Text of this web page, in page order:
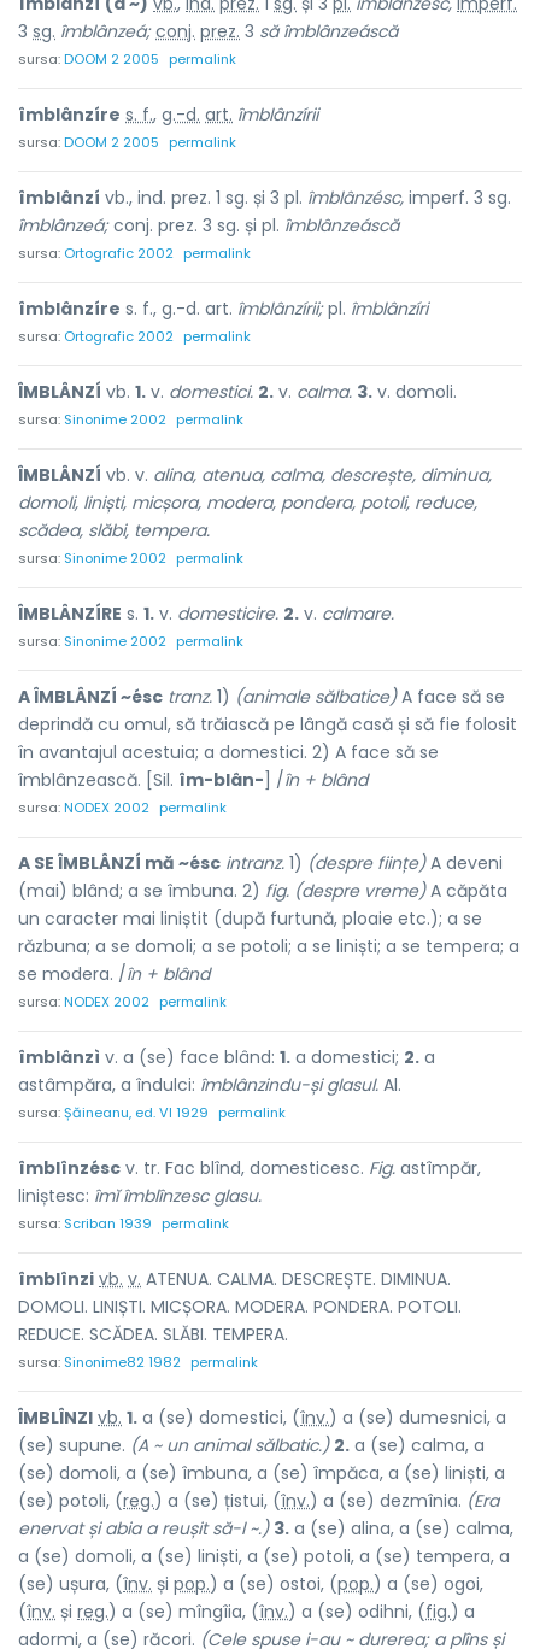
3 sg. îmblânzeá; conj. prez. 3 să îmblânzeáscă
sursa:DOOM 2 2005 permalink
îmblânzíre s. f., g.-d. art. îmblânzírii
sursa:DOOM 2 2005 permalink
îmblânzí vb., ind. prez. 1 sg. și 3 pl. îmblânzésc, imperf. 3 sg.
îmblânzeá;conj. prez. 3 sg. și pl. îmblânzeáscă
sursa: Ortografic 2002 permalink
îmblânzíre s. f., g.-d. art. îmblânzírii;pl. îmblânzíri
sursa: Ortografic 2002 permalink
ÎMBLÂNZÍ vb. 1. v. domestici. 2. v. calma. 3. v. domoli.
sursa: Sinonime 2002 permalink
ÎMBLÂNZÍ vb. v. alina, atenua, calma, descrește, diminua,
domoli, liniști, micșora, modera, pondera, potoli, reduce,
scădea, slăbi, tempera.
sursa: Sinonime 2002 permalink
ÎMBLÂNZÍRE s. 1. v. domesticire. 2. v. calmare.
sursa: Sinonime 2002 permalink
A ÎMBLÂNZÍ ~ésc tranz. 1) (animale sălbatice)A face să se
deprindă cu omul, să trăiască pe lângă casă și să fie folosit
în avantajul acestuia; a domestici. 2) A face să se
îmblânzească. [Sil. îm-blân- ] /în + blând
sursa:NODEX 2002 permalink
A SE ÎMBLÂNZÍ mă ~ésc intranz. 1) (despre ființe)A deveni
(mai) blând; a se îmbuna. 2) fig. (despre vreme)A căpăta
un caracter mai liniștit (după furtună, ploaie etc.); a se
răzbuna; a se domoli; a se potoli; a se liniști; a se tempera; a
se modera. /în + blând
sursa:NODEX 2002 permalink
îmblânzì v. a (se) face blând: 1. a domestici; 2. a
astâmpăra, a îndulci: îmblânzindu-și glasul. Al.
sursa:Șăineanu, ed. VI 1929 permalink
îmblînzésc v. tr. Fac blînd, domesticesc. Fig. astîmpăr,
liniștesc: îmĭ îmblînzesc glasu.
sursa: Scriban 1939 permalink
îmblînzi vb. v. ATENUA. CALMA. DESCREȘTE. DIMINUA.
DOMOLI. LINIȘTI. MICȘORA. MODERA. PONDERA. POTOLI.
REDUCE. SCĂDEA. SLĂBI. TEMPERA.
sursa: Sinonime82 1982 permalink
ÎMBLÎNZI vb. 1. a (se) domestici, (înv.) a (se) dumesnici, a
(se) supune. (A ~ un animal sălbatic.) 2. a (se) calma, a
(se) domoli, a (se) îmbuna, a (se) împăca, a (se) liniști, a
(se) potoli, (reg.) a (se) țistui, (înv.) a (se) dezmînia. (Era
enervat și abia a reușit să-l ~.) 3. a (se) alina, a (se) calma,
a (se) domoli, a (se) liniști, a (se) potoli, a (se) tempera, a
(se) ușura, (înv. și pop.) a (se) ostoi, (pop.) a (se) ogoi,
(înv. și reg.) a (se) mîngîia, (înv.) a (se) odihni, (fig.) a
adormi, a (se) răcori. (Cele spuse i-au ~ durerea; a plîns și